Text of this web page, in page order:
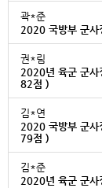
마이페이지
곽*준
2020 국방부 군
권*림
2020년 육군 군사
82점 )
김*연
2020 국방부 군사
79점 )
김*준
2020년 육군 군사